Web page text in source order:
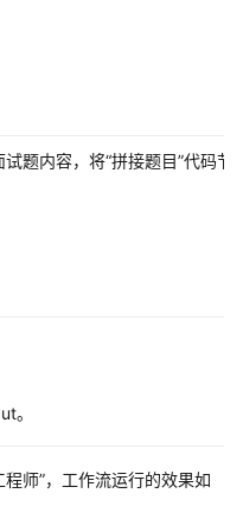
题内容，将“拼接题目”代码
。
师”，工作流运行的效果如